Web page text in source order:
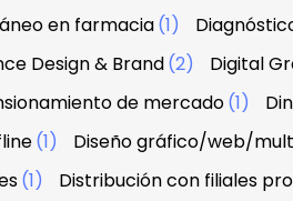
en farmacia(1)
Design & Brand(2) Digital
de mercado(1)
(1) Diseño gráfico/web/
(1) Distribución con filiales